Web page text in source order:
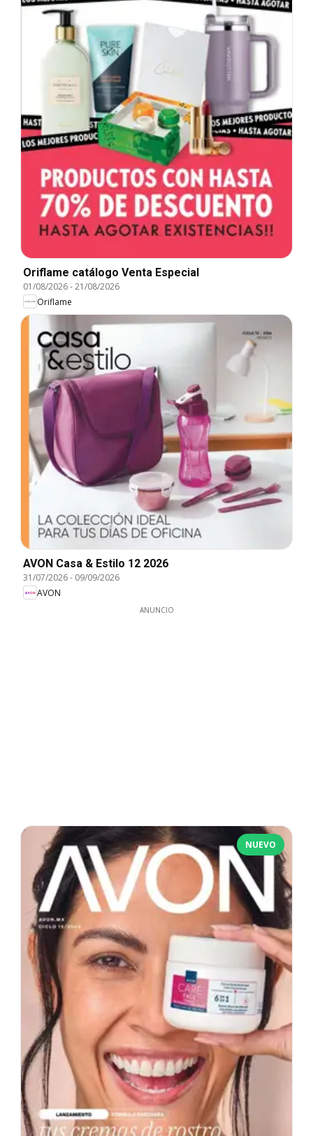
Oriflame catálogo Venta Especial
01/08/2026-21/08/2026
Oriflame
AVON Casa & Estilo 12 2026
31/07/2026- 09/09/2026
AVON
ANUNCIO
NUEVO